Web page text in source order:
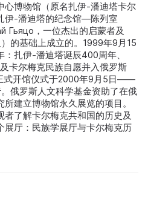
心博物馆（原名扎伊-潘迪塔卡尔
伊-潘迪塔的纪念馆—陈列室
Гьяцо，一位杰出的启蒙者及
的基础上成立的。1999年9月15
扎伊-潘迪塔诞辰400周年、
卡尔梅克民族自愿并入俄罗斯
式开馆仪式于2000年9月5日——
俄罗斯人文科学基金资助了在俄
建立博物馆永久展览的项目。
了解卡尔梅克共和国的历史及
展厅：民族学展厅与卡尔梅克历